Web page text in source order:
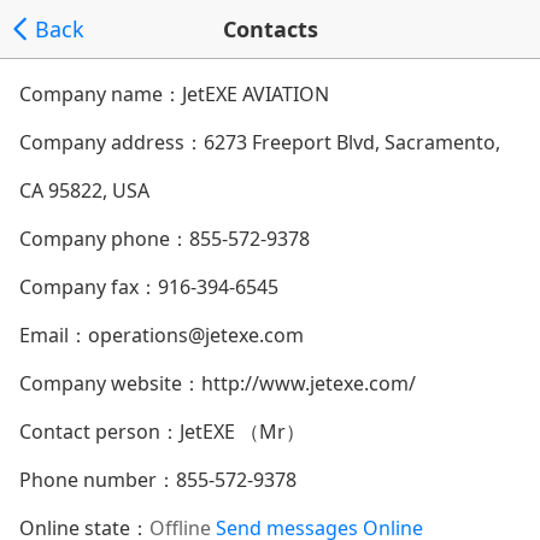
Back Contacts
Company name：JetEXE AVIATION
Company address： 6273 Freeport Blvd, Sacramento,
CA 95822, USA
Company phone： 855-572-9378
Company fax：916-394-6545
Email： operations@jetexe.com
Company website： http://www.jetexe.com/
Contact person：JetEXE （Mr）
Phone number： 855-572-9378
Online state： OfflineSend messages Online